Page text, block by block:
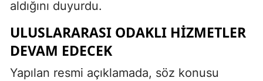
aldığını duyurdu.
ULUSLARARASI ODAKLI HIZMETLER
DEVAM EDECEK
Yapılan resmi açıklamada, söz konusu